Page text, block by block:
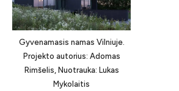
Gyvenamasis namas Vilniuje.
Projekto autorius: Adomas
Rimšelis, Nuotrauka: Lukas
Mykolaitis